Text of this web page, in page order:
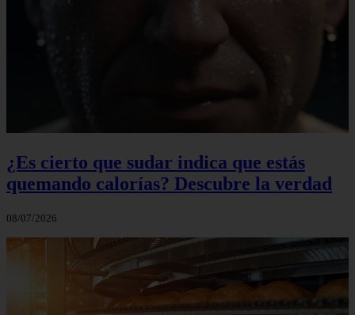
¿Es cierto que sudar indica que estás
quemando calorías? Descubre la verdad
08/07/2026